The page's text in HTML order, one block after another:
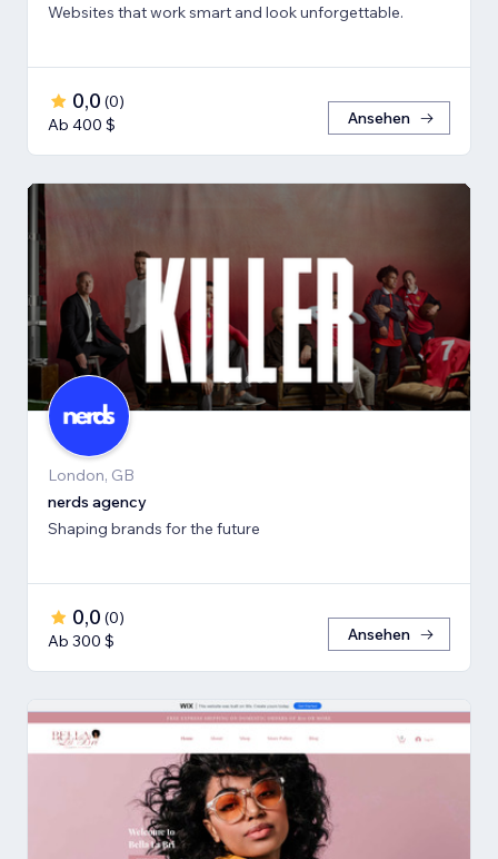
Websites that work smart and look unforgettable.
0,0 (0)
Ab 400 $
Ansehen
London, GB
nerds agency
Shaping brands for the future
0,0 (0)
Ab 300 $
Ansehen